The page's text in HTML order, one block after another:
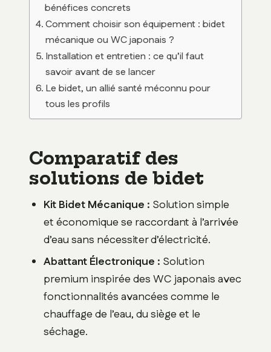
bénéfices concrets
Comment choisir son équipement : bidet
mécanique ou WC japonais ?
Installation et entretien : ce qu’il faut
savoir avant de se lancer
Le bidet, un allié santé méconnu pour
tous les profils
Comparatif des
solutions de bidet
Kit Bidet Mécanique : Solution simple
et économique se raccordant à l’arrivée
d’eau sans nécessiter d’électricité.
Abattant Électronique : Solution
premium inspirée des WC japonais avec
fonctionnalités avancées comme le
chauffage de l’eau, du siège et le
séchage.